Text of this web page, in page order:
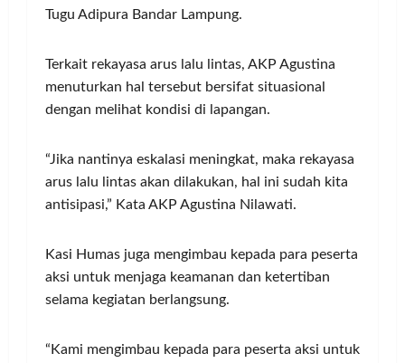
Tugu Adipura Bandar Lampung.
Terkait rekayasa arus lalu lintas, AKP Agustina
menuturkan hal tersebut bersifat situasional
dengan melihat kondisi di lapangan.
“Jika nantinya eskalasi meningkat, maka rekayasa
arus lalu lintas akan dilakukan, hal ini sudah kita
antisipasi,” Kata AKP Agustina Nilawati.
Kasi Humas juga mengimbau kepada para peserta
aksi untuk menjaga keamanan dan ketertiban
selama kegiatan berlangsung.
“Kami mengimbau kepada para peserta aksi untuk